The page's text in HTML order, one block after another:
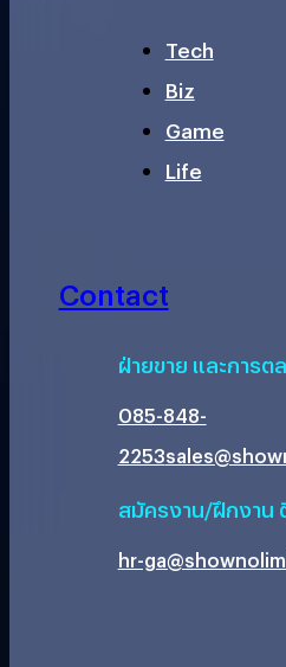
Tech
Biz
Game
Life
Contact
ฝ่ายขาย และการต
085-848-
2253
สมัครงาน/ฝึกงาน
hr-